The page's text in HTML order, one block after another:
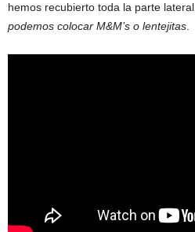
hemos recubierto toda la parte lateral,
podemos colocar M&M’s o lentejitas